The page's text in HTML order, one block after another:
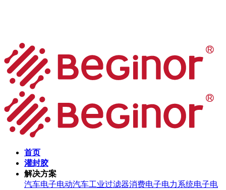
首页
灌封胶
解决方案
汽车电子电动汽车工业过滤器消费电子电力系统电子电